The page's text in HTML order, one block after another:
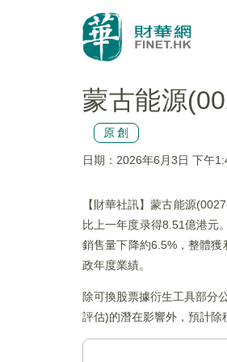
蒙古能源
原創
日期：2026年6月3日 下午
【財華社訊】蒙古能源
比上一年度录得8.51億港元
銷售量下降約6.5%，整體
政年度業績。
除可換股票據衍生工具部分
評估)的潛在影響外，預計除